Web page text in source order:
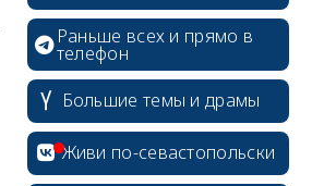
Раньше всех и прямо в
телефон
Большие темы и драмы
Живи по-севастопольски
erid: 2SDnjcrDNw6